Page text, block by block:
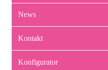
News
Kontakt
Konfigurator